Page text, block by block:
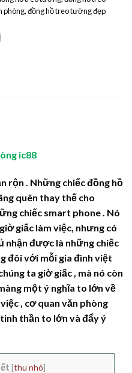
phòng,đồng hồ treo tường đẹp
ic88
rộn . Những chiếc đồng hồ
quên thay thế cho
chiếc smart phone . Nó
giấc làm việc, nhưng có
nhận được là những chiếc
đôi với mỗi gia đình việt
ta giờ giấc , mà nó còn
một ý nghĩa to lớn về
, cơ quan văn phòng
thần to lớn và đẩy ý
[thu nhỏ]